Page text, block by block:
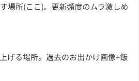
場所(ここ)。更新頻度のムラ激しめ
げる場所。過去のお出かけ画像+飯